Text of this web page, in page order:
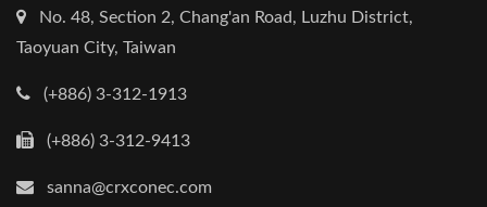
No. 48, Section 2, Chang'an Road, Luzhu District,
Taoyuan City, Taiwan
(+886) 3-312-1913
(+886) 3-312-9413
sanna@crxconec.com